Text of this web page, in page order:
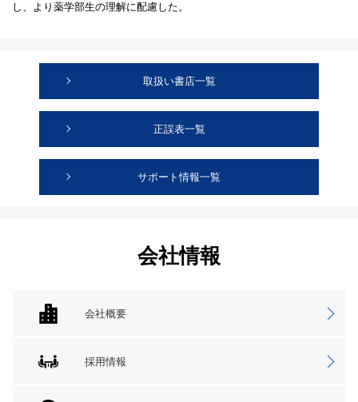
し、より薬学部生の理解に配慮した。
取扱い書店一覧
正誤表一覧
サポート情報一覧
会社情報
会社概要
採用情報